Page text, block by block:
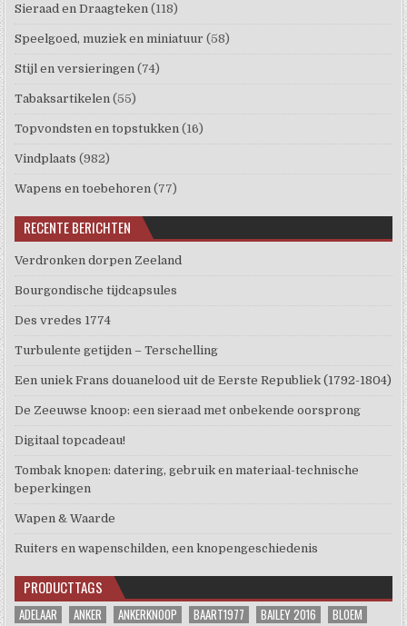
Sieraad en Draagteken (118)
Speelgoed, muziek en miniatuur (58)
Stijl en versieringen (74)
Tabaksartikelen (55)
Topvondsten en topstukken (16)
Vindplaats (982)
Wapens en toebehoren (77)
RECENTE BERICHTEN
Verdronken dorpen Zeeland
Bourgondische tijdcapsules
Des vredes 1774
Turbulente getijden – Terschelling
Een uniek Frans douanelood uit de Eerste Republiek (1792-1804)
De Zeeuwse knoop: een sieraad met onbekende oorsprong
Digitaal topcadeau!
Tombak knopen: datering, gebruik en materiaal-technische
beperkingen
Wapen & Waarde
Ruiters en wapenschilden, een knopengeschiedenis
PRODUCTTAGS
ADELAAR ANKER ANKERKNOOP BAART1977 BAILEY 2016 BLOEM